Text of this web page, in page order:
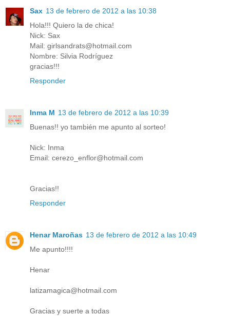
Sax 13 de febrero de 2012 a las 10:38
Hola!!! Quiero la de chica!
Nick: Sax
Mail: girlsandrats@hotmail.com
Nombre: Silvia Rodríguez
gracias!!!
Responder
Inma M 13 de febrero de 2012 a las 10:39
Buenas!! yo también me apunto al sorteo!
Nick: Inma
Email: cerezo_enflor@hotmail.com
Gracias!!
Responder
Henar Maroñas 13 de febrero de 2012 a las 10:49
Me apunto!!!!
Henar
latizamagica@hotmail.com
Gracias y suerte a todas